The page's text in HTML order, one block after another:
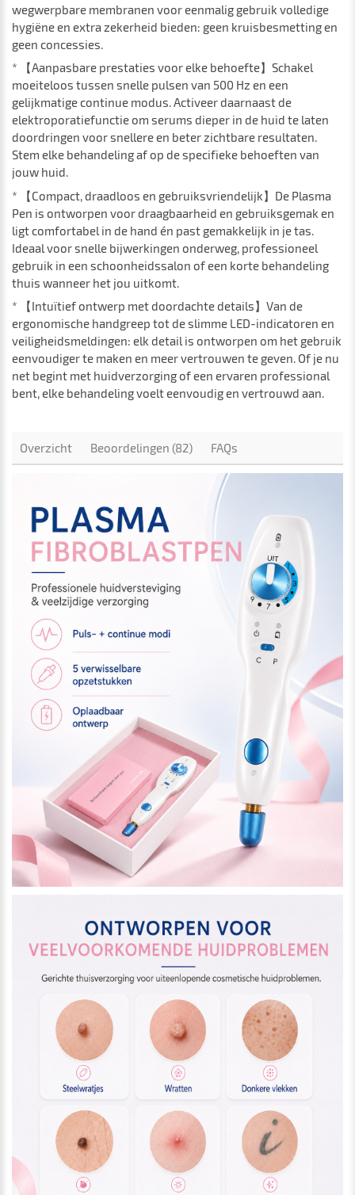
wegwerpbare membranen voor eenmalig gebruik volledige
hygiëne en extra zekerheid bieden: geen kruisbesmetting en
geen concessies.
* 【Aanpasbare prestaties voor elke behoefte】Schakel
moeiteloos tussen snelle pulsen van 500 Hz en een
gelijkmatige continue modus. Activeer daarnaast de
elektroporatiefunctie om serums dieper in de huid te laten
doordringen voor snellere en beter zichtbare resultaten.
Stem elke behandeling af op de specifieke behoeften van
jouw huid.
* 【Compact, draadloos en gebruiksvriendelijk】De Plasma
Pen is ontworpen voor draagbaarheid en gebruiksgemak en
ligt comfortabel in de hand én past gemakkelijk in je tas.
Ideaal voor snelle bijwerkingen onderweg, professioneel
gebruik in een schoonheidssalon of een korte behandeling
thuis wanneer het jou uitkomt.
* 【Intuïtief ontwerp met doordachte details】Van de
ergonomische handgreep tot de slimme LED-indicatoren en
veiligheidsmeldingen: elk detail is ontworpen om het gebruik
eenvoudiger te maken en meer vertrouwen te geven. Of je nu
net begint met huidverzorging of een ervaren professional
bent, elke behandeling voelt eenvoudig en vertrouwd aan.
Overzicht Beoordelingen (82) FAQs